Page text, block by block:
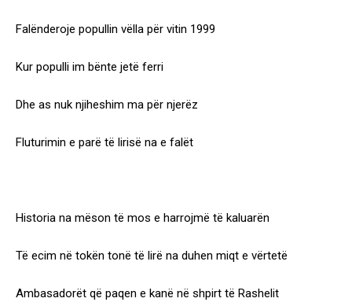
Falënderoje popullin vëlla për vitin 1999
Kur populli im bënte jetë ferri
Dhe as nuk njiheshim ma për njerëz
Fluturimin e parë të lirisë na e falët
Historia na mëson të mos e harrojmë të kaluarën
Të ecim në tokën tonë të lirë na duhen miqt e vërtetë
Ambasadorët që paqen e kanë në shpirt të Rashelit